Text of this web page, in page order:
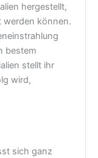
hergestellt,
werden können.
bestem
stellt ihr
wird,
sich ganz